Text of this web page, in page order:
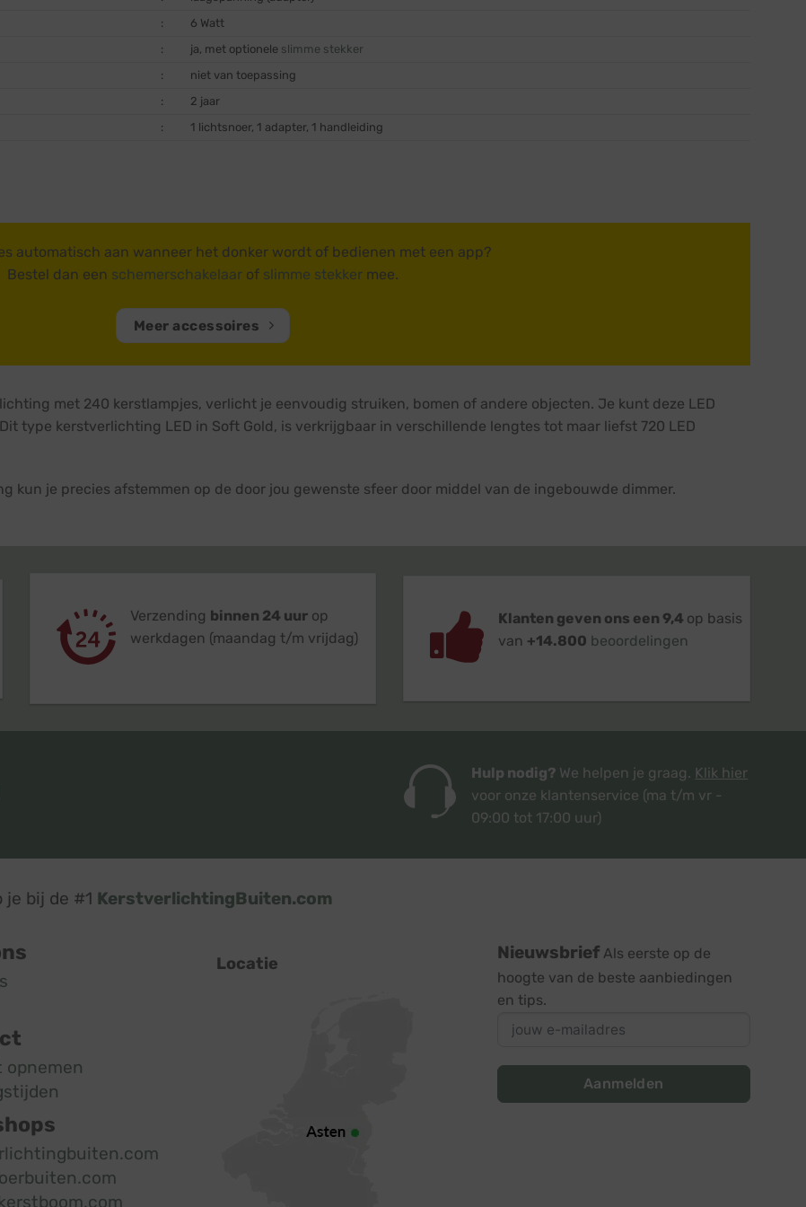
:
6 Watt
: ja, met optionele slimme stekker
:
niet van toepassing
:
2 jaar
: 1 lichtsnoer, 1 adapter, 1 handleiding
automatisch aan wanneer het donker wordt of bedienen met een app?
Bestel dan een schemerschakelaar of slimme stekker mee.
Meer accessoires
met 240 kerstlampjes, verlicht je eenvoudig struiken, bomen of andere objecten. Je kunt deze LED
type kerstverlichting LED in Soft Gold, is verkrijgbaar in verschillende lengtes tot maar liefst 720 LED
kun je precies afstemmen op de door jou gewenste sfeer door middel van de ingebouwde dimmer.
Verzending binnen 24 uurop
werkdagen (maandag t/m vrijdag)
Klanten geven ons een 9,4 op basis
van +14.800 beoordelingen
Hulp nodig? We helpen je graag. Klik hier
voor onze klantenservice (ma t/m vr -
09:00 tot 17:00 uur)
je bij de #1 KerstverlichtingBuiten.com
opnemen
Locatie
Nieuwsbrief Als eerste op de
hoogte van de beste aanbiedingen
en tips.
Aanmelden